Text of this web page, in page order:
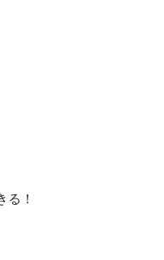
！